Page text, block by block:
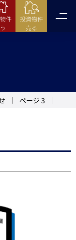
件
投資物件
売る
ページ 3